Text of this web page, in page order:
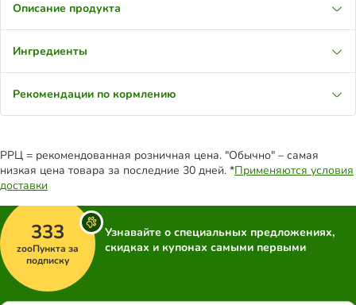
Описание продукта
Ингредиенты
Рекомендации по кормлению
РРЦ = рекомендованная розничная цена. "Обычно" – самая
низкая цена товара за последние 30 дней. *Применяются условия
доставки
333
zooПункта за
подписку
Узнавайте о специальных предложениях,
скидках и купонах самыми первыми